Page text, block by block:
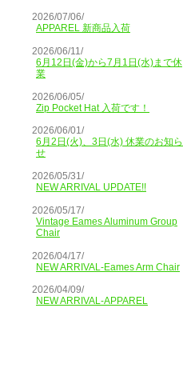
2026/07/06/
APPAREL 新商品入荷
2026/06/11/
6月12日(金)から7月1日(水)まで休
業
2026/06/05/
Zip Pocket Hat 入荷です！
2026/06/01/
6月2日(火)、3日(水) 休業のお知ら
せ
2026/05/31/
NEW ARRIVAL UPDATE!!
2026/05/17/
Vintage Eames Aluminum Group
Chair
2026/04/17/
NEW ARRIVAL-Eames Arm Chair
2026/04/09/
NEW ARRIVAL-APPAREL